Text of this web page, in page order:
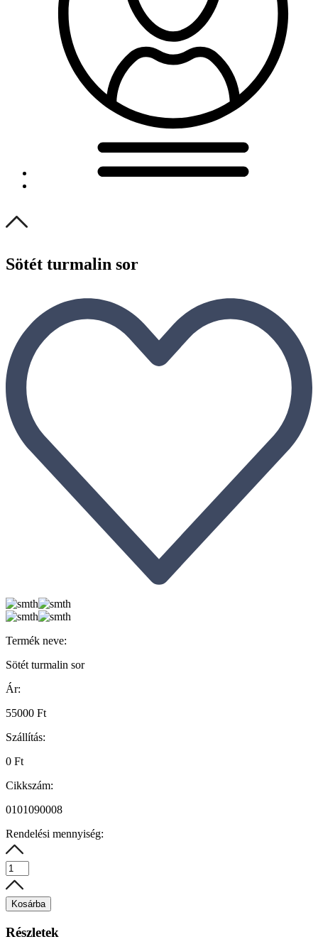
Sötét turmalin sor
Termék neve:
Sötét turmalin sor
Ár:
55000 Ft
Szállítás:
0 Ft
Cikkszám:
0101090008
Rendelési mennyiség:
Kosárba
Részletek